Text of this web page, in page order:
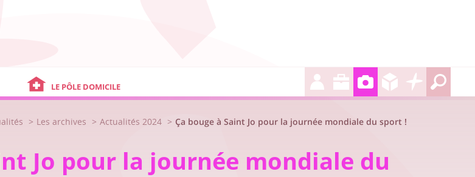
LE PÔLE DOMICILE
Les archives Actualités 2024 Ça bouge à Saint Jo pour la journée mondiale du sport !
Jo pour la journée mondiale du